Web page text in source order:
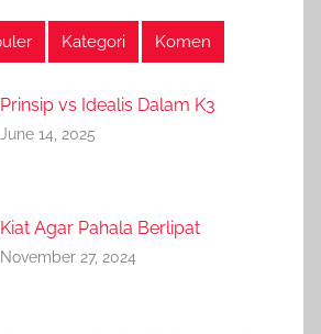
Kategori Komen
Prinsip vs Idealis Dalam K3
June 14, 2025
Kiat Agar Pahala Berlipat
November 27, 2024